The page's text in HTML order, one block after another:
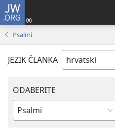
JW.ORG
Psalmi
JEZIK ČLANKA
ODABERITE
Biblijska